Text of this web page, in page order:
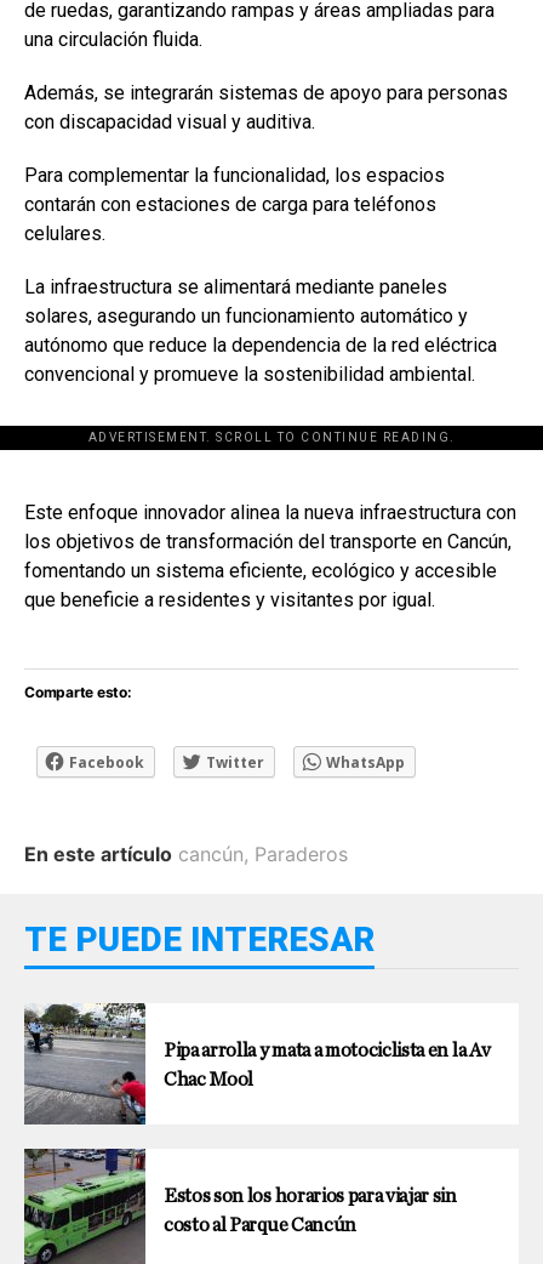
de ruedas, garantizando rampas y áreas ampliadas para
una circulación fluida.
Además, se integrarán sistemas de apoyo para personas
con discapacidad visual y auditiva.
Para complementar la funcionalidad, los espacios
contarán con estaciones de carga para teléfonos
celulares.
La infraestructura se alimentará mediante paneles
solares, asegurando un funcionamiento automático y
autónomo que reduce la dependencia de la red eléctrica
convencional y promueve la sostenibilidad ambiental.
ADVERTISEMENT. SCROLL TO CONTINUE READING.
[adsforwp id="243463"]
Este enfoque innovador alinea la nueva infraestructura con
los objetivos de transformación del transporte en Cancún,
fomentando un sistema eficiente, ecológico y accesible
que beneficie a residentes y visitantes por igual.
Comparte esto:
Facebook Twitter WhatsApp
En este artículo cancún, Paraderos
TE PUEDE INTERESAR
Pipa arrolla y mata a motociclista en la Av
Chac Mool
Estos son los horarios para viajar sin
costo al Parque Cancún